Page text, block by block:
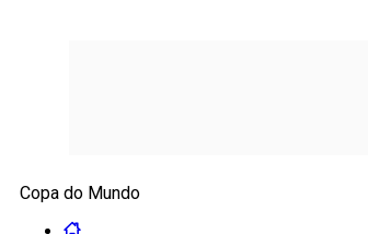
Copa do Mundo